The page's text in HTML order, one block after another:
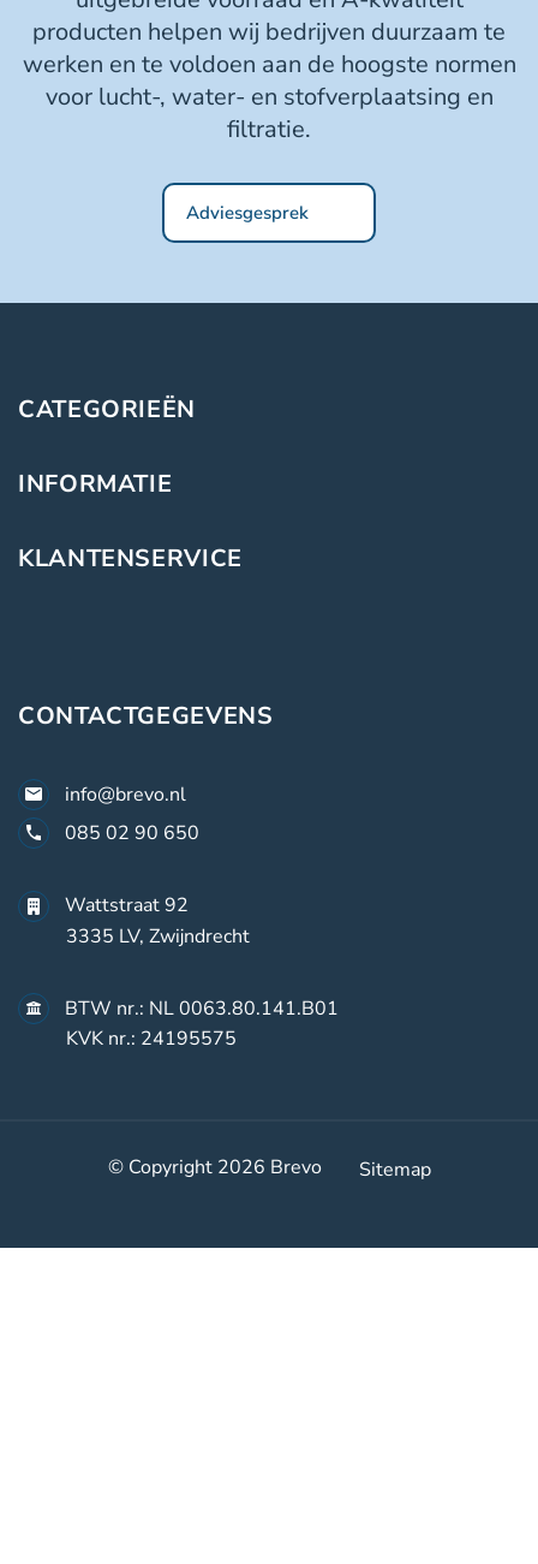
producten helpen wij bedrijven duurzaam te
werken en te voldoen aan de hoogste normen
voor lucht-, water- en stofverplaatsing en
filtratie.
Adviesgesprek
CATEGORIEËN
INFORMATIE
KLANTENSERVICE
CONTACTGEGEVENS
info@brevo.nl
085 02 90 650
Wattstraat 92
3335 LV, Zwijndrecht
BTW nr.: NL 0063.80.141.B01
KVK nr.: 24195575
© Copyright 2026 Brevo Sitemap